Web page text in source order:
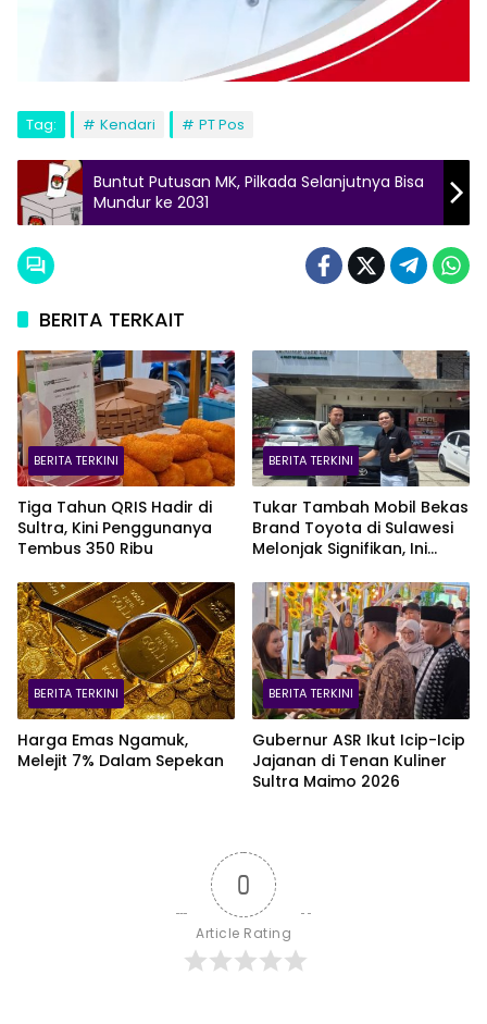
Tag: Kendari PT Pos
Buntut Putusan MK, Pilkada Selanjutnya Bisa
Mundur ke 2031
BERITA TERKAIT
BERITA TERKINI
Tiga Tahun QRIS Hadir di
Sultra, Kini Penggunanya
Tembus 350 Ribu
BERITA TERKINI
Tukar Tambah Mobil Bekas
Brand Toyota di Sulawesi
Melonjak Signifikan, Ini
BERITA TERKINI
Harga Emas Ngamuk,
Melejit 7% Dalam Sepekan
BERITA TERKINI
Gubernur ASR Ikut Icip-Icip
Jajanan di Tenan Kuliner
Sultra Maimo 2026
0
Article Rating